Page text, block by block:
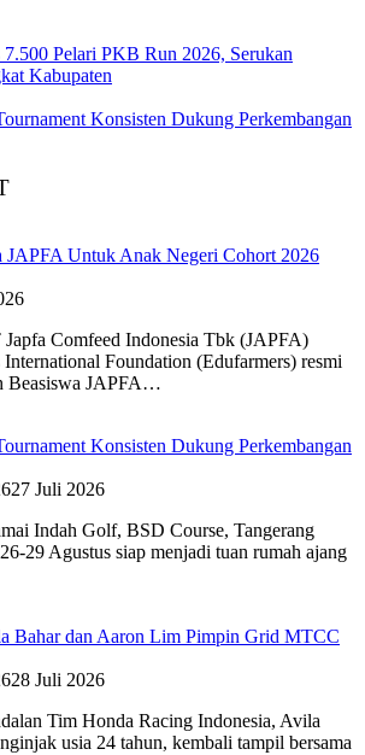
Pelari PKB Run 2026, Serukan
Kabupaten
Konsisten Dukung Perkembangan
JAPFA Untuk Anak Negeri Cohort 2026
Japfa Comfeed Indonesia Tbk (JAPFA)
International Foundation (Edufarmers) resmi
Beasiswa JAPFA…
Konsisten Dukung Perkembangan
27 Juli 2026
Indah Golf, BSD Course, Tangerang
29 Agustus siap menjadi tuan rumah ajang
Bahar dan Aaron Lim Pimpin Grid MTCC
28 Juli 2026
Tim Honda Racing Indonesia, Avila
usia 24 tahun, kembali tampil bersama